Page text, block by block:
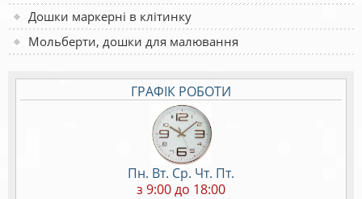
Дошки маркерні в клітинку
Мольберти, дошки для малювання
ГРАФІК РОБОТИ
Пн. Вт. Ср. Чт. Пт.
з 9:00 до 18:00